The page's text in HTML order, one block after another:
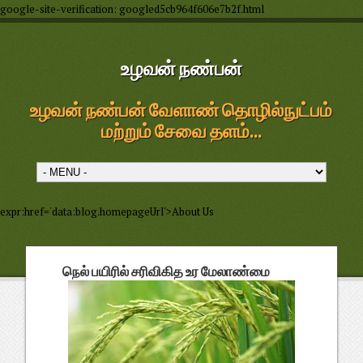
google-site-verification: googled5cb964f606e7b2f.html
உழவன் நண்பன்
உழவன் நண்பன் வேளாண் தொழில்நுட்பம்
மற்றும் சேவை தளம்...
expr:href='data:blog.homepageUrl'>About Us
நெல் பயிரில் சரிவிகித உர மேலாண்மை